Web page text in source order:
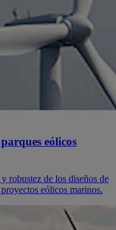
eólicos
robustez de los diseños de
eólicos marinos.